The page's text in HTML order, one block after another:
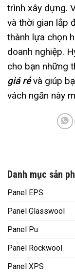
trình xây dựng.
và thời gian lắp
thành lựa chọn
doanh nghiệp.
cho bạn những
giá rẻvà giúp
vách ngăn này
Danh mục sản
Panel EPS
Panel Glasswool
Panel Pu
Panel Rockwool
Panel XPS